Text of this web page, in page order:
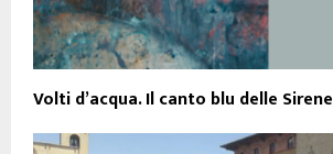
Volti d’acqua. Il canto blu delle Sirene